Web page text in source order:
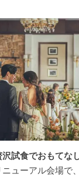
沢試食でおもてな
ニューアル会場で